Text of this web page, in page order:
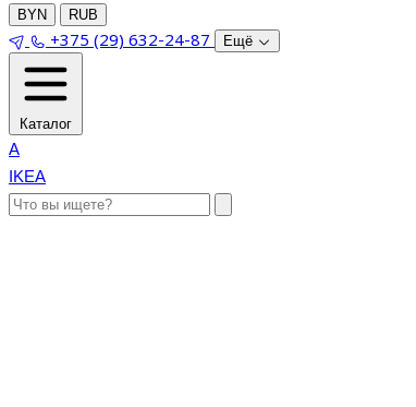
BYN RUB
+375 (29) 632-24-87 Ещё
Каталог
A
IKEA